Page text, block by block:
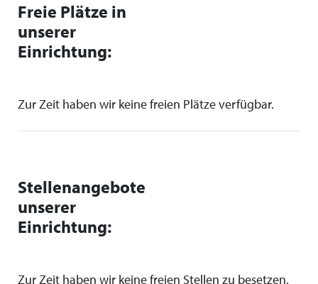
Freie Plätze in
unserer
Einrichtung:
Zur Zeit haben wir keine freien Plätze verfügbar.
Stellenangebote
unserer
Einrichtung:
Zur Zeit haben wir keine freien Stellen zu besetzen.